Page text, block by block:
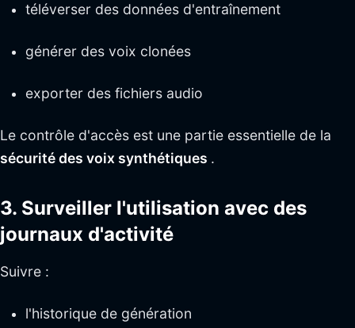
téléverser des données d'entraînement
générer des voix clonées
exporter des fichiers audio
Le contrôle d'accès est une partie essentielle de la
sécurité des voix synthétiques .
3. Surveiller l'utilisation avec des
journaux d'activité
Suivre :
l'historique de génération